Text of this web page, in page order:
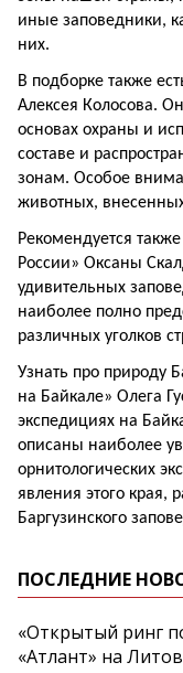
иные заповедники,
них.
В подборке также
Алексея Колосова.
основах охраны и
составе и
зонам. Особое
животных,
Рекомендуется
России» Оксаны
удивительных
наиболее полно
различных уголков
Узнать про природу
на Байкале» Олега
экспедициях на
описаны наиболее
орнитологических
явления этого края,
Баргузинского
ПОСЛЕДНИЕ
«Открытый ринг
«Атлант» на